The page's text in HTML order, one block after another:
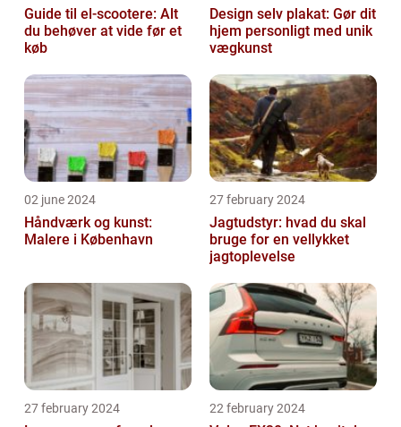
Guide til el-scootere: Alt
du behøver at vide før et
køb
Design selv plakat: Gør dit
hjem personligt med unik
vægkunst
02 june 2024
Håndværk og kunst:
Malere i København
27 february 2024
Jagtudstyr: hvad du skal
bruge for en vellykket
jagtoplevelse
27 february 2024 22 february 2024